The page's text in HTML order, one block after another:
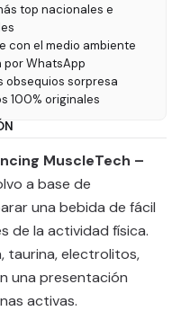
top nacionales e
con el medio ambiente
por WhatsApp
obsequios sorpresa
100% originales
MuscleTech –
a base de
una bebida de fácil
de la actividad física.
taurina, electrolitos,
una presentación
activas.